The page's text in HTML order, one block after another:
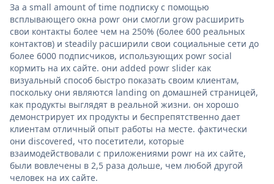
За a small amount of time подписку с помощью
всплывающего окна powr они смогли grow расширить
свои контакты более чем на 250% (более 600 реальных
контактов) и steadily расширили свои социальные сети до
более 6000 подписчиков, использующих powr social
кормить на их сайте. они added powr slider как
визуальный способ быстро показать своим клиентам,
поскольку они являются landing on домашней страницей,
как продукты выглядят в реальной жизни. он хорошо
демонстрирует их продукты и беспрепятственно дает
клиентам отличный опыт работы на месте. фактически
они discovered, что посетители, которые
взаимодействовали с приложениями powr на их сайте,
были вовлечены в 2,5 раза дольше, чем любой другой
человек на их сайте.